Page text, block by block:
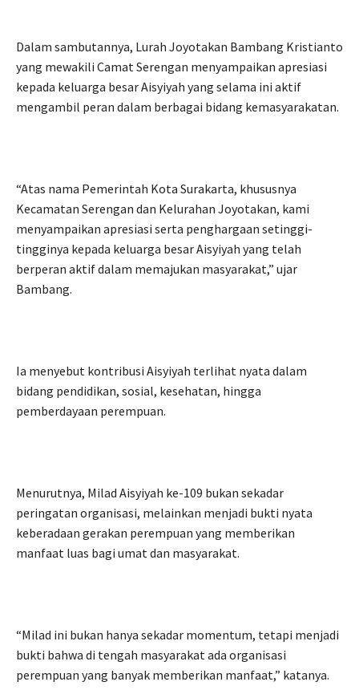
Dalam sambutannya, Lurah Joyotakan Bambang Kristianto
yang mewakili Camat Serengan menyampaikan apresiasi
kepada keluarga besar Aisyiyah yang selama ini aktif
mengambil peran dalam berbagai bidang kemasyarakatan.
“Atas nama Pemerintah Kota Surakarta, khususnya
Kecamatan Serengan dan Kelurahan Joyotakan, kami
menyampaikan apresiasi serta penghargaan setinggi-
tingginya kepada keluarga besar Aisyiyah yang telah
berperan aktif dalam memajukan masyarakat,” ujar
Bambang.
Ia menyebut kontribusi Aisyiyah terlihat nyata dalam
bidang pendidikan, sosial, kesehatan, hingga
pemberdayaan perempuan.
Menurutnya, Milad Aisyiyah ke-109 bukan sekadar
peringatan organisasi, melainkan menjadi bukti nyata
keberadaan gerakan perempuan yang memberikan
manfaat luas bagi umat dan masyarakat.
“Milad ini bukan hanya sekadar momentum, tetapi menjadi
bukti bahwa di tengah masyarakat ada organisasi
perempuan yang banyak memberikan manfaat,” katanya.